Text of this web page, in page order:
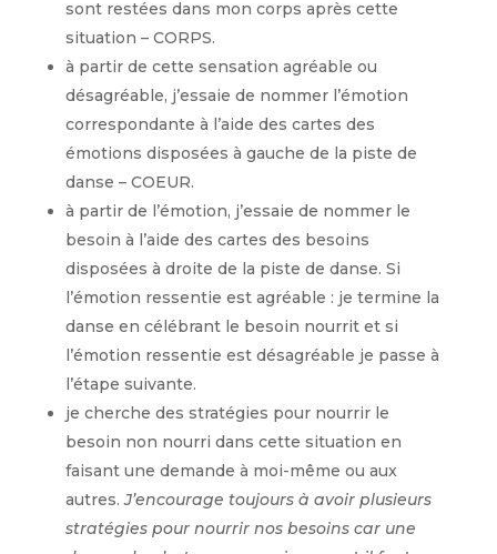
sont restées dans mon corps après cette
situation – CORPS.
à partir de cette sensation agréable ou
désagréable, j’essaie de nommer l’émotion
correspondante à l’aide des cartes des
émotions disposées à gauche de la piste de
danse – COEUR.
à partir de l’émotion, j’essaie de nommer le
besoin à l’aide des cartes des besoins
disposées à droite de la piste de danse. Si
l’émotion ressentie est agréable : je termine la
danse en célébrant le besoin nourrit et si
l’émotion ressentie est désagréable je passe à
l’étape suivante.
je cherche des stratégies pour nourrir le
besoin non nourri dans cette situation en
faisant une demande à moi-même ou aux
autres.J’encourage toujours à avoir plusieurs
stratégies pour nourrir nos besoins car une